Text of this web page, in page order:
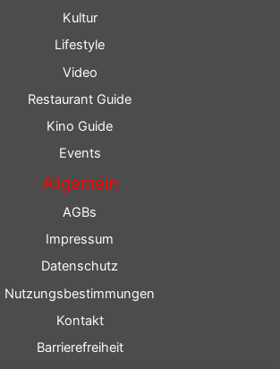
Kultur
Lifestyle
Video
Restaurant Guide
Kino Guide
Events
Allgemein
AGBs
Impressum
Datenschutz
Nutzungsbestimmungen
Kontakt
Barrierefreiheit